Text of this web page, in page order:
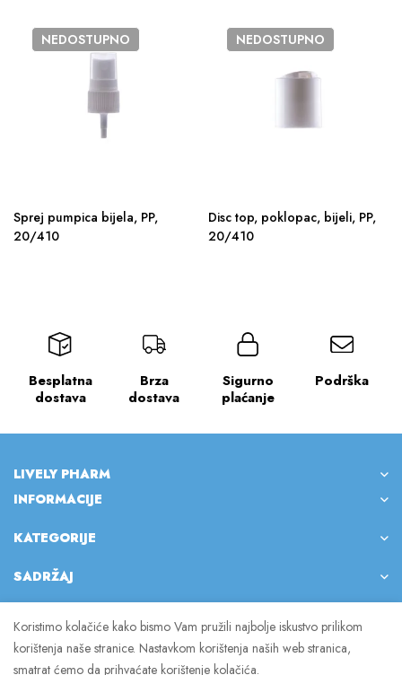
NEDOSTUPNO
Sprej pumpica bijela, PP,
20/410
NEDOSTUPNO
Disc top, poklopac, bijeli, PP,
20/410
Besplatna
dostava
Brza
dostava
Sigurno
plaćanje
Podrška
LIVELY PHARM
INFORMACIJE
KATEGORIJE
SADRŽAJ
© 2023 Lively Pharm. Sva prava pridržana.
Koristimo kolačiće kako bismo Vam pružili najbolje iskustvo prilikom
korištenja naše stranice. Nastavkom korištenja naših web stranica,
smatrat ćemo da prihvaćate korištenje kolačića.